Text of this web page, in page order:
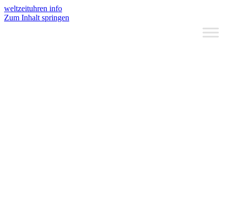
weltzeituhren info
Zum Inhalt springen